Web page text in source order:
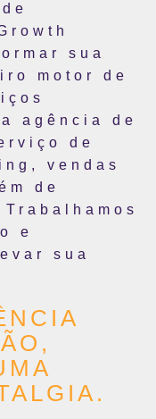
sua
motor de
agência de
de
vendas
de
e
sua